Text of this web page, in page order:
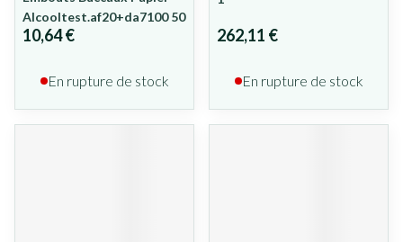
Alcooltest.af20+da7100 50
10,64 €
En rupture de stock
262,11 €
En rupture de stock